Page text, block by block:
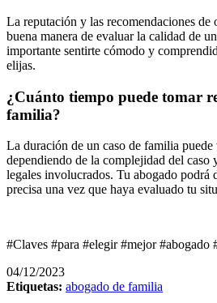
La reputación y las recomendaciones de
buena manera de evaluar la calidad de
importante sentirte cómodo y
elijas.
¿Cuánto tiempo puede tomar
familia?
La duración de un caso de familia
dependiendo de la complejidad del caso
legales involucrados. Tu abogado podrá
precisa una vez que haya evaluado tu
#Claves #para #elegir #mejor #abogado
04/12/2023
Etiquetas: abogado de familia